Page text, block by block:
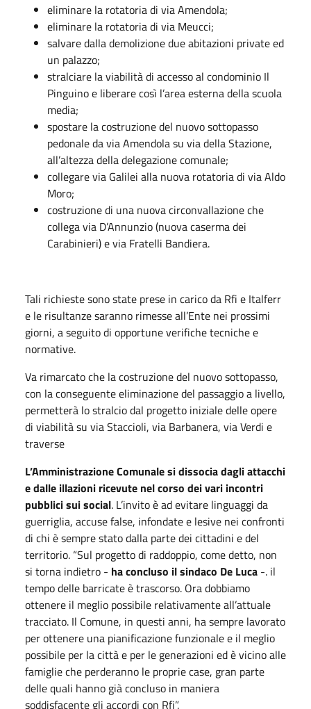
eliminare la rotatoria di via Amendola;
eliminare la rotatoria di via Meucci;
salvare dalla demolizione due abitazioni private ed
un palazzo;
stralciare la viabilità di accesso al condominio Il
Pinguino e liberare così l’area esterna della scuola
media;
spostare la costruzione del nuovo sottopasso
pedonale da via Amendola su via della Stazione,
all’altezza della delegazione comunale;
collegare via Galilei alla nuova rotatoria di via Aldo
Moro;
costruzione di una nuova circonvallazione che
collega via D’Annunzio (nuova caserma dei
Carabinieri) e via Fratelli Bandiera.
Tali richieste sono state prese in carico da Rfi e Italferr
e le risultanze saranno rimesse all’Ente nei prossimi
giorni, a seguito di opportune verifiche tecniche e
normative.
Va rimarcato che la costruzione del nuovo sottopasso,
con la conseguente eliminazione del passaggio a livello,
permetterà lo stralcio dal progetto iniziale delle opere
di viabilità su via Staccioli, via Barbanera, via Verdi e
traverse
L’Amministrazione Comunale si dissocia dagli attacchi
e dalle illazioni ricevute nel corso dei vari incontri
pubblici sui social. L’invito è ad evitare linguaggi da
guerriglia, accuse false, infondate e lesive nei confronti
di chi è sempre stato dalla parte dei cittadini e del
territorio. “Sul progetto di raddoppio, come detto, non
si torna indietro - ha concluso il sindaco De Luca -. il
tempo delle barricate è trascorso. Ora dobbiamo
ottenere il meglio possibile relativamente all’attuale
tracciato. Il Comune, in questi anni, ha sempre lavorato
per ottenere una pianificazione funzionale e il meglio
possibile per la città e per le generazioni ed è vicino alle
famiglie che perderanno le proprie case, gran parte
delle quali hanno già concluso in maniera
soddisfacente gli accordi con Rfi”.